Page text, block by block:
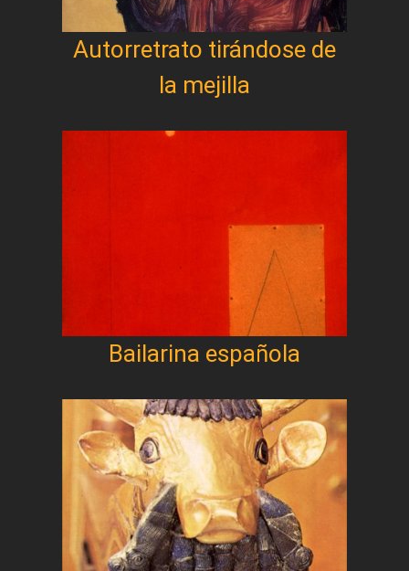
Autorretrato tirándose de
la mejilla
Bailarina española